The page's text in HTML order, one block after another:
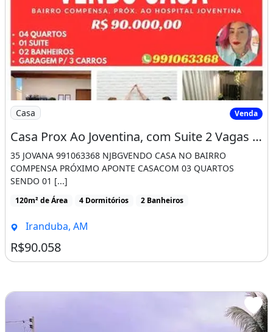
Imagem: Casa Prox Ao Joventina, com Suite 2 Vagas
Casa Venda
Casa Prox Ao Joventina, com Suite 2 Vagas de Garagem
35 JOVANA 991063368 NJBGVENDO CASA NO BAIRRO
COMPENSA PRÓXIMO APONTE CASACOM 03 QUARTOS
SENDO 01 [...]
120m² de Área 4 Dormitórios 2 Banheiros
Iranduba, AM
R$90.058